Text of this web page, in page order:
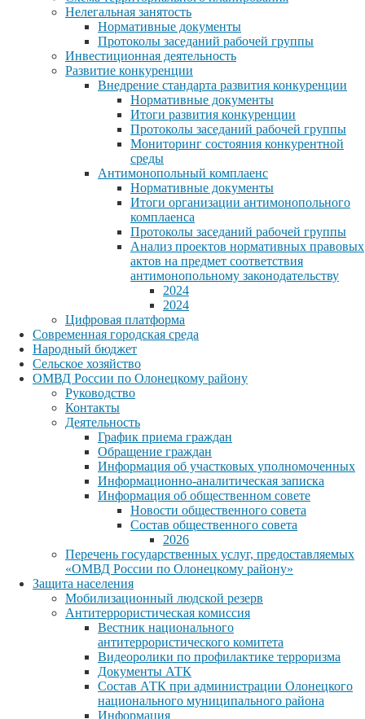
Нелегальная занятость
Нормативные документы
Протоколы заседаний рабочей группы
Инвестиционная деятельность
Развитие конкуренции
Внедрение стандарта развития конкуренции
Нормативные документы
Итоги развития конкуренции
Протоколы заседаний рабочей группы
Мониторинг состояния конкурентной
среды
Антимонопольный комплаенс
Нормативные документы
Итоги организации антимонопольного
комплаенса
Протоколы заседаний рабочей группы
Анализ проектов нормативных правовых
актов на предмет соответствия
антимонопольному законодательству
2024
2024
Цифровая платформа
Современная городская среда
Народный бюджет
Сельское хозяйство
ОМВД России по Олонецкому району
Руководство
Контакты
Деятельность
График приема граждан
Обращение граждан
Информация об участковых уполномоченных
Информационно-аналитическая записка
Информация об общественном совете
Новости общественного совета
Состав общественного совета
2026
Перечень государственных услуг, предоставляемых
«ОМВД России по Олонецкому району»
Защита населения
Мобилизационный людской резерв
Антитеррористическая комиссия
Вестник национального
антитеррористического комитета
Видеоролики по профилактике терроризма
Документы АТК
Состав АТК при администрации Олонецкого
национального муниципального района
Информация